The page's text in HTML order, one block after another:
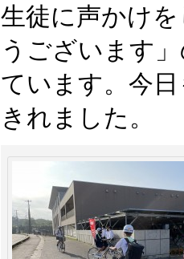
生徒に声かけ
うございます
ています。今
きれました。